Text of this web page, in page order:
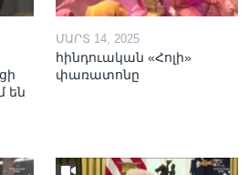
են
ՄԱՐՏ 14, 2025
հինդուական «Հոլի»
փառատոնը